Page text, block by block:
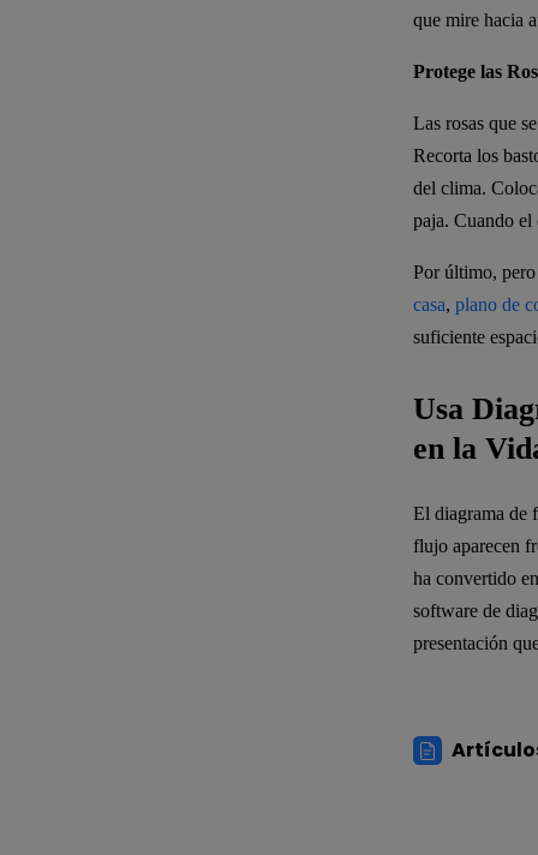
que mire hacia
Protege las
Las rosas que
Recorta los
del clima.
paja. Cuando el
Por último,
casa, plano de
suficiente
Usa
en la
El diagrama de
flujo aparecen
ha convertido
software de
presentación